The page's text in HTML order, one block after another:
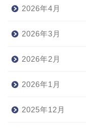
2026年4月
2026年3月
2026年2月
2026年1月
2025年12月